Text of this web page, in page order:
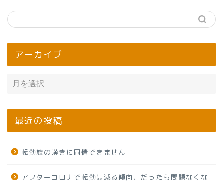
アーカイブ
最近の投稿
転勤族の嘆きに同情できません
アフターコロナで転勤は減る傾向、だったら問題なくな